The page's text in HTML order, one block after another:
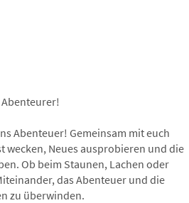
Abenteuer! Gemeinsam mit euch
wecken, Neues ausprobieren und die
Ob beim Staunen, Lachen oder
das Abenteuer und die
zu überwinden.